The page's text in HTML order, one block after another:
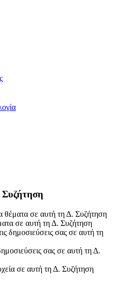
θέματα σε αυτή τη Δ. Συζήτηση
σε αυτή τη Δ. Συζήτηση
δημοσιεύσεις σας σε αυτή τη
σας σε αυτή τη Δ.
σε αυτή τη Δ. Συζήτηση